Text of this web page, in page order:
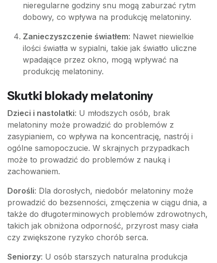
nieregularne godziny snu mogą zaburzać rytm
dobowy, co wpływa na produkcję melatoniny.
Zanieczyszczenie światłem: Nawet niewielkie
ilości światła w sypialni, takie jak światło uliczne
wpadające przez okno, mogą wpływać na
produkcję melatoniny.
Skutki blokady melatoniny
Dzieci i nastolatki: U młodszych osób, brak
melatoniny może prowadzić do problemów z
zasypianiem, co wpływa na koncentrację, nastrój i
ogólne samopoczucie. W skrajnych przypadkach
może to prowadzić do problemów z nauką i
zachowaniem.
Dorośli: Dla dorosłych, niedobór melatoniny może
prowadzić do bezsenności, zmęczenia w ciągu dnia, a
także do długoterminowych problemów zdrowotnych,
takich jak obniżona odporność, przyrost masy ciała
czy zwiększone ryzyko chorób serca.
Seniorzy: U osób starszych naturalna produkcja